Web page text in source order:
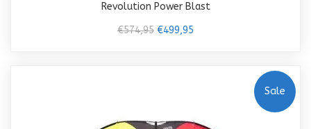
Revolution Power Blast
€574,95 €499,95
Sale